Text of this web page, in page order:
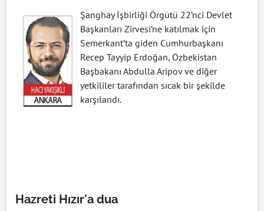
Şanghay İşbirliği Örgütü 22’nci Devlet
Başkanları Zirvesi’ne katılmak için
Semerkant’ta giden Cumhurbaşkanı
Recep Tayyip Erdoğan, Özbekistan
Başbakanı Abdulla Aripov ve diğer
yetkililer tarafından sıcak bir şekilde
karşılandı.
Hazreti Hızır'a dua